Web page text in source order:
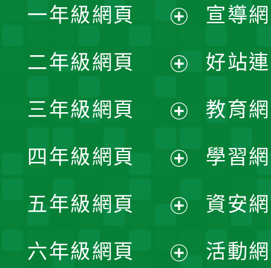
一年級網頁
開
選
單
二年級網頁
開
選
單
三年級網頁
開
選
單
四年級網頁
開
選
五年級網頁
六年級網頁
宣導
好站
教育
學習
資安
活動